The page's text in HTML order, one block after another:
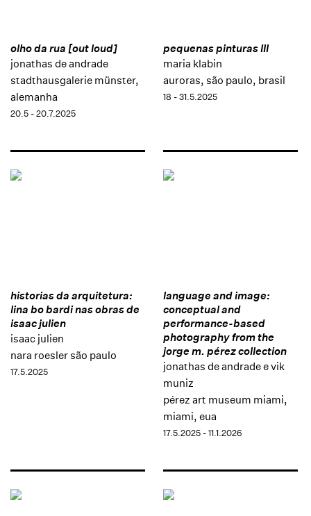
olho da rua [out loud]
jonathas de andrade
stadthausgalerie münster,
alemanha
20.5 - 20.7.2025
pequenas pinturas III
maria klabin
auroras, são paulo, brasil
18 - 31.5.2025
historias da arquitetura:
lina bo bardi nas obras de
isaac julien
isaac julien
nara roesler são paulo
17.5.2025
language and image:
conceptual and
performance-based
photography from the
jorge m. pérez collection
jonathas de andrade e vik
muniz
pérez art museum miami,
miami, eua
17.5.2025 - 11.1.2026